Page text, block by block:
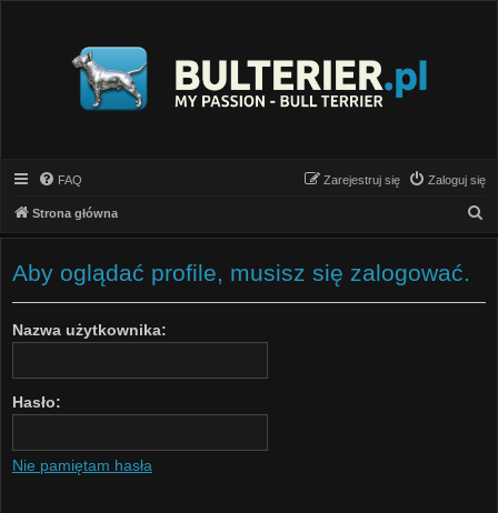
FAQ Zaloguj się
Zarejestruj się
Strona główna
z
Aby oglądać profile, musisz się zalogować.
Nazwa użytkownika:
Hasło:
Nie pamiętam hasła